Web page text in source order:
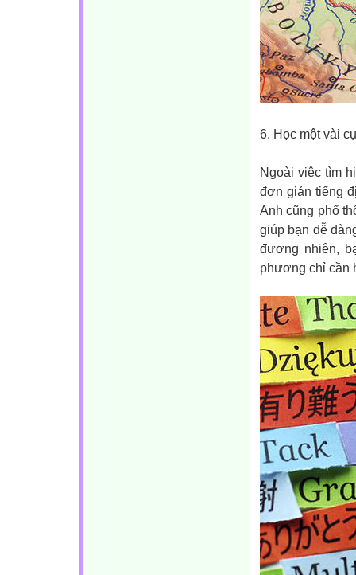
6. Học một vài
Ngoài việc tìm
đơn giản tiếng
Anh cũng phổ
giúp bạn dễ
đương nhiên,
phương chỉ cần